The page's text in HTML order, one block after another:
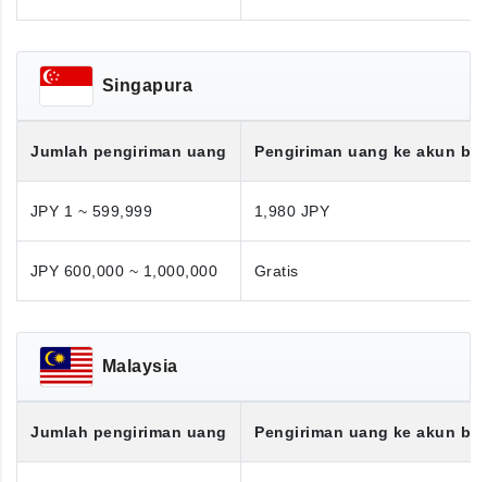
Singapura
Jumlah pengiriman uang Pengiriman uang ke akun
JPY 1 ~ 599,999 1,980 JPY
JPY 600,000 ~ 1,000,000 Gratis
Malaysia
Jumlah pengiriman uang Pengiriman uang ke akun